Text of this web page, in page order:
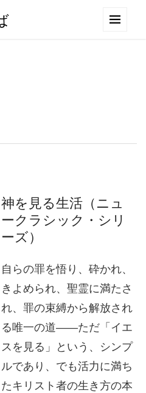
神を見る生活（ニュ
ークラシック・シリ
ーズ）
自らの罪を悟り、砕かれ、
きよめられ、聖霊に満たさ
れ、罪の束縛から解放され
る唯一の道――ただ「イエ
スを見る」という、シンプ
ルであり、でも活力に満ち
たキリスト者の生き方の本